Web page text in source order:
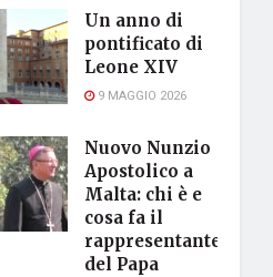
Un anno di
pontificato di
Leone XIV
9 MAGGIO 2026
Nuovo Nunzio
Apostolico a
Malta: chi è e
cosa fa il
rappresentante
del Papa